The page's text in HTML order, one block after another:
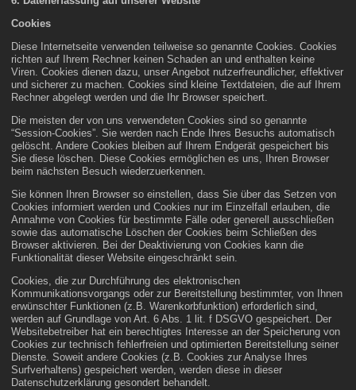
Cookies
Diese Internetseite verwenden teilweise so genannte Cookies. Cookies
richten auf Ihrem Rechner keinen Schaden an und enthalten keine
Viren. Cookies dienen dazu, unser Angebot nutzerfreundlicher, effektiver
und sicherer zu machen. Cookies sind kleine Textdateien, die auf Ihrem
Rechner abgelegt werden und die Ihr Browser speichert.
Die meisten der von uns verwendeten Cookies sind so genannte
“Session-Cookies”. Sie werden nach Ende Ihres Besuchs automatisch
gelöscht. Andere Cookies bleiben auf Ihrem Endgerät gespeichert bis
Sie diese löschen. Diese Cookies ermöglichen es uns, Ihren Browser
beim nächsten Besuch wiederzuerkennen.
Sie können Ihren Browser so einstellen, dass Sie über das Setzen von
Cookies informiert werden und Cookies nur im Einzelfall erlauben, die
Annahme von Cookies für bestimmte Fälle oder generell ausschließen
sowie das automatische Löschen der Cookies beim Schließen des
Browser aktivieren. Bei der Deaktivierung von Cookies kann die
Funktionalität dieser Website eingeschränkt sein.
Cookies, die zur Durchführung des elektronischen
Kommunikationsvorgangs oder zur Bereitstellung bestimmter, von Ihnen
erwünschter Funktionen (z.B. Warenkorbfunktion) erforderlich sind,
werden auf Grundlage von Art. 6 Abs. 1 lit. f DSGVO gespeichert. Der
Websitebetreiber hat ein berechtigtes Interesse an der Speicherung von
Cookies zur technisch fehlerfreien und optimierten Bereitstellung seiner
Dienste. Soweit andere Cookies (z.B. Cookies zur Analyse Ihres
Surfverhaltens) gespeichert werden, werden diese in dieser
Datenschutzerklärung gesondert behandelt.